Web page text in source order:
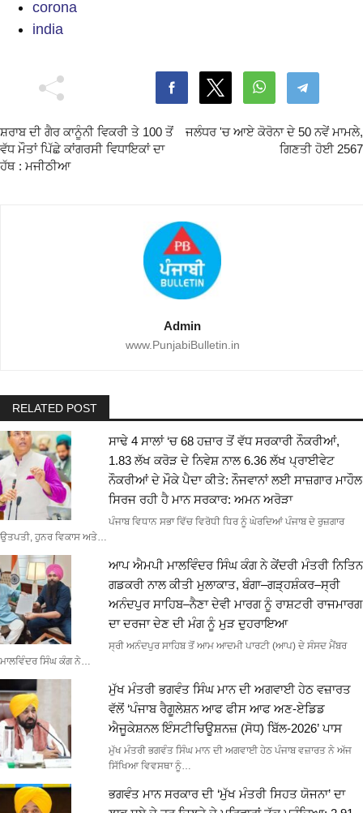
corona
india
ਸ਼ਰਾਬ ਦੀ ਗੈਰ ਕਾਨੂੰਨੀ ਵਿਕਰੀ ਤੇ 100 ਤੋਂ
ਵੱਧ ਮੌਤਾਂ ਪਿੱਛੇ ਕਾਂਗਰਸੀ ਵਿਧਾਇਕਾਂ ਦਾ
ਹੱਥ : ਮਜੀਠੀਆ
ਜਲੰਧਰ 'ਚ ਆਏ ਕੋਰੋਨਾ ਦੇ 50 ਨਵੇਂ ਮਾਮਲੇ,
ਗਿਣਤੀ ਹੋਈ 2567
Admin
www.PunjabiBulletin.in
RELATED POST
ਸਾਢੇ 4 ਸਾਲਾਂ ‘ਚ 68 ਹਜ਼ਾਰ ਤੋਂ ਵੱਧ ਸਰਕਾਰੀ ਨੌਕਰੀਆਂ,
1.83 ਲੱਖ ਕਰੋੜ ਦੇ ਨਿਵੇਸ਼ ਨਾਲ 6.36 ਲੱਖ ਪ੍ਰਾਈਵੇਟ
ਨੌਕਰੀਆਂ ਦੇ ਮੌਕੇ ਪੈਦਾ ਕੀਤੇ: ਨੌਜਵਾਨਾਂ ਲਈ ਸਾਜ਼ਗਾਰ ਮਾਹੌਲ
ਸਿਰਜ ਰਹੀ ਹੈ ਮਾਨ ਸਰਕਾਰ: ਅਮਨ ਅਰੋੜਾ
ਪੰਜਾਬ ਵਿਧਾਨ ਸਭਾ ਵਿੱਚ ਵਿਰੋਧੀ ਧਿਰ ਨੂੰ ਘੇਰਦਿਆਂ ਪੰਜਾਬ ਦੇ ਰੁਜ਼ਗਾਰ
ਉਤਪਤੀ, ਹੁਨਰ ਵਿਕਾਸ ਅਤੇ…
ਆਪ ਐਮਪੀ ਮਾਲਵਿੰਦਰ ਸਿੰਘ ਕੰਗ ਨੇ ਕੇਂਦਰੀ ਮੰਤਰੀ ਨਿਤਿਨ
ਗਡਕਰੀ ਨਾਲ ਕੀਤੀ ਮੁਲਾਕਾਤ, ਬੰਗਾ–ਗੜ੍ਹਸ਼ੰਕਰ–ਸ੍ਰੀ
ਅਨੰਦਪੁਰ ਸਾਹਿਬ–ਨੈਣਾ ਦੇਵੀ ਮਾਰਗ ਨੂੰ ਰਾਸ਼ਟਰੀ ਰਾਜਮਾਰਗ
ਦਾ ਦਰਜਾ ਦੇਣ ਦੀ ਮੰਗ ਨੂੰ ਮੁੜ ਦੁਹਰਾਇਆ
ਸ੍ਰੀ ਅਨੰਦਪੁਰ ਸਾਹਿਬ ਤੋਂ ਆਮ ਆਦਮੀ ਪਾਰਟੀ (ਆਪ) ਦੇ ਸੰਸਦ ਮੈਂਬਰ
ਮਾਲਵਿੰਦਰ ਸਿੰਘ ਕੰਗ ਨੇ…
ਮੁੱਖ ਮੰਤਰੀ ਭਗਵੰਤ ਸਿੰਘ ਮਾਨ ਦੀ ਅਗਵਾਈ ਹੇਠ ਵਜ਼ਾਰਤ
ਵੱਲੋਂ ‘ਪੰਜਾਬ ਰੈਗੂਲੇਸ਼ਨ ਆਫ ਫੀਸ ਆਫ ਅਣ-ਏਡਿਡ
ਐਜੂਕੇਸ਼ਨਲ ਇੰਸਟੀਚਿਊਸ਼ਨਜ਼ (ਸੋਧ) ਬਿੱਲ-2026’ ਪਾਸ
ਮੁੱਖ ਮੰਤਰੀ ਭਗਵੰਤ ਸਿੰਘ ਮਾਨ ਦੀ ਅਗਵਾਈ ਹੇਠ ਪੰਜਾਬ ਵਜ਼ਾਰਤ ਨੇ ਅੱਜ
ਸਿੱਖਿਆ ਵਿਵਸਥਾ ਨੂੰ…
ਭਗਵੰਤ ਮਾਨ ਸਰਕਾਰ ਦੀ ‘ਮੁੱਖ ਮੰਤਰੀ ਸਿਹਤ ਯੋਜਨਾ’ ਦਾ